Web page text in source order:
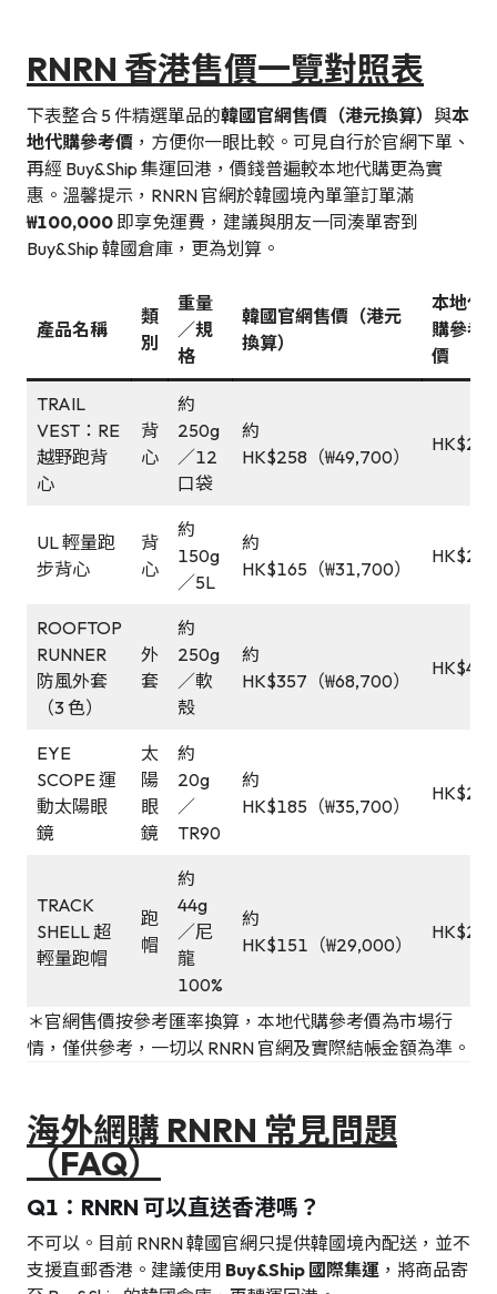
RNRN 香港售價一覽對照表
下表整合 5 件精選單品的韓國官網售價（港元換算） 與本
地代購參考價 ，方便你一眼比較。可見自行於官網下單、
再經 Buy&Ship 集運回港，價錢普遍較本地代購更為實
惠。溫馨提示，RNRN 官網於韓國境內單筆訂單滿
₩100,000 即享免運費，建議與朋友一同湊單寄到
Buy&Ship 韓國倉庫，更為划算。
產品名稱
類
別
重量
／規
格
韓國官網售價（港元
換算）
本地代
購參考
價
TRAIL
VEST：RE
越野跑背
心
背
心
約
250g
／12
口袋
約
HK$258（₩49,700）
HK$279
UL 輕量跑
步背心
背
心
約
150g
／5L
約
HK$165（₩31,700）
HK$259
ROOFTOP
RUNNER
防風外套
（3 色）
外
套
約
250g
／軟
殼
約
HK$357（₩68,700）
HK$485
EYE
SCOPE 運
動太陽眼
鏡
太
陽
眼
鏡
約
20g
／
TR90
約
HK$185（₩35,700）
HK$245
TRACK
SHELL 超
輕量跑帽
跑
帽
約
44g
／尼
龍
100%
約
HK$151（₩29,000）
HK$239
＊官網售價按參考匯率換算，本地代購參考價為市場行
情，僅供參考，一切以 RNRN 官網及實際結帳金額為準。
海外網購 RNRN 常見問題
（FAQ）
Q1：RNRN 可以直送香港嗎？
不可以。目前 RNRN 韓國官網只提供韓國境內配送，並不
支援直郵香港。建議使用 Buy&Ship 國際集運 ，將商品寄